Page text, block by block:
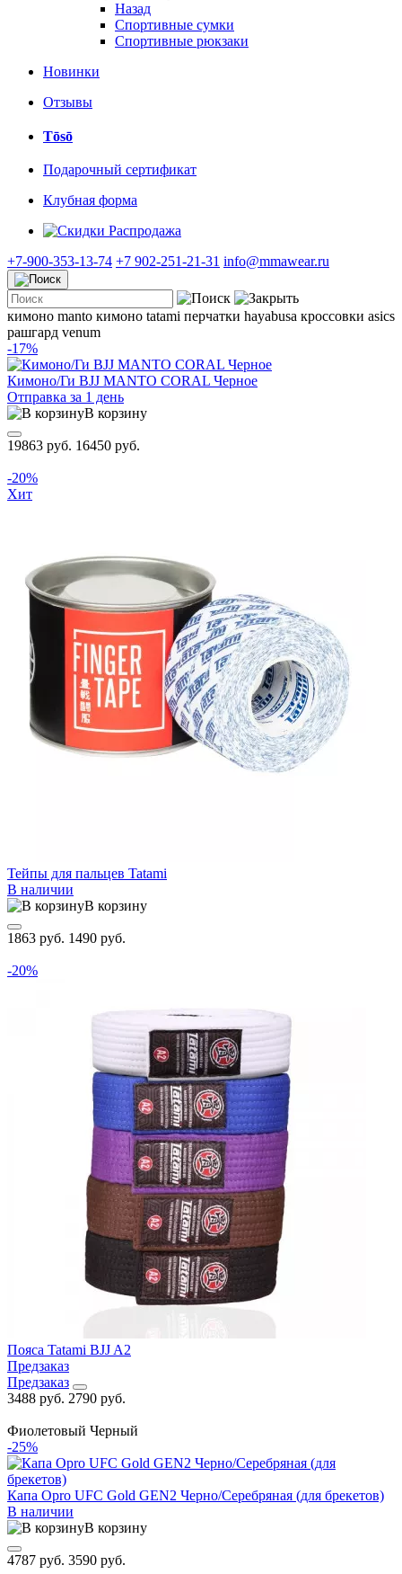
Назад
Спортивные сумки
Спортивные рюкзаки
Новинки
Отзывы
Tōsō
Подарочный сертификат
Клубная форма
Распродажа
+7-900-353-13-74 +7 902-251-21-31 info@mmawear.ru
кимоно manto кимоно tatami перчатки hayabusa кроссовки asics
рашгард venum
-17%
Кимоно/Ги BJJ MANTO CORAL Черное
Отправка за 1 день
В корзину
19863 руб. 16450 руб.
-20%
Хит
Тейпы для пальцев Tatami
В наличии
В корзину
1863 руб. 1490 руб.
-20%
Пояса Tatami BJJ A2
Предзаказ
Предзаказ
3488 руб. 2790 руб.
Фиолетовый Черный
-25%
Капа Opro UFC Gold GEN2 Черно/Серебряная (для брекетов)
В наличии
В корзину
4787 руб. 3590 руб.